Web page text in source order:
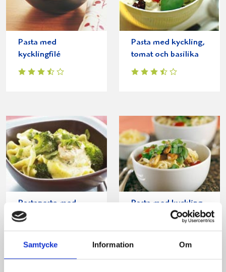
Samtycke Information Om
Pasta med
kycklingfilé
Pasta med kyckling,
tomat och basilika
Pastapesto med
kyckling
Pasta med kyckling
och basilika